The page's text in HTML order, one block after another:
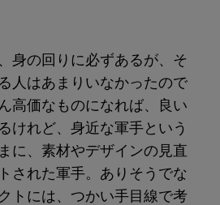
身の回りに必ずあるが、そ
人はあまりいなかったので
高価なものになれば、良い
けれど、身近な軍手という
に、素材やデザインの見直
された軍手。ありそうでな
トには、つかい手目線で考